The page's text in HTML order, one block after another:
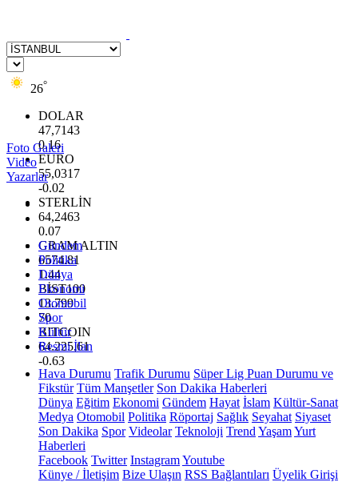
26°
DOLAR
47,7143
0.16
EURO
55,0317
-0.02
STERLİN
64,2463
0.07
GRAM ALTIN
6574.81
1.44
BİST100
13.799
70
BITCOIN
64.225,61
-0.63
Foto Galeri
Video
Yazarlar
Gündem
Politika
Dünya
Ekonomi
Otomobil
Spor
Kültür
Resmi İlan
Hava Durumu Trafik Durumu Süper Lig Puan Durumu ve
Fikstür Tüm Manşetler Son Dakika Haberleri
Dünya Eğitim Ekonomi Gündem Hayat İslam Kültür-Sanat
Medya Otomobil Politika Röportaj Sağlık Seyahat Siyaset
Son Dakika Spor Videolar Teknoloji Trend YaşamYurt
Haberleri
Facebook Twitter InstagramYoutube
Künye / İletişim Bize Ulaşın RSS Bağlantıları Üyelik Girişi